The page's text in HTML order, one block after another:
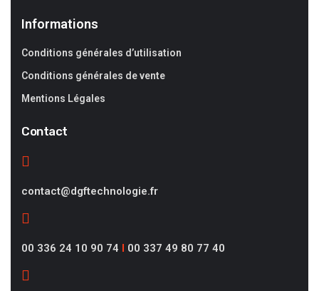
Informations
Conditions générales d’utilisation
Conditions générales de vente
Mentions Légales
Contact
contact@dgftechnologie.fr
00 336 24 10 90 74 00 337 49 80 77 40